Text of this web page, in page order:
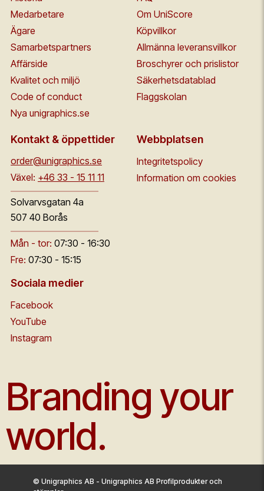
Medarbetare
Ägare
Samarbetspartners
Affärside
Kvalitet och miljö
Code of conduct
Nya unigraphics.se
Om UniScore
Köpvillkor
Allmänna leveransvillkor
Broschyrer och prislistor
Säkerhetsdatablad
Flaggskolan
Kontakt & öppettider
order@unigraphics.se
Växel: +46 33 - 15 11 11
Solvarvsgatan 4a
507 40 Borås
Mån - tor: 07:30 - 16:30
Fre: 07:30 - 15:15
Webbplatsen
Integritetspolicy
Information om cookies
Sociala medier
Facebook
YouTube
Instagram
Branding your
world.
© Unigraphics AB - Unigraphics AB Profilprodukter och